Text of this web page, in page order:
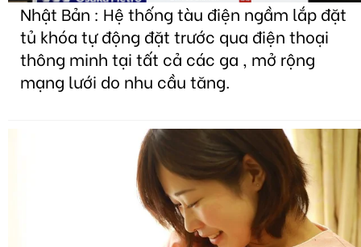
Nhật Bản : Hệ thống tàu điện ngầm lắp đặt
tủ khóa tự động đặt trước qua điện thoại
thông minh tại tất cả các ga , mở rộng
mạng lưới do nhu cầu tăng.